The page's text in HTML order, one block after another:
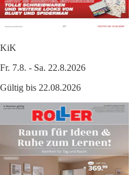
KiK
Fr. 7.8. - Sa. 22.8.2026
Gültig bis 22.08.2026